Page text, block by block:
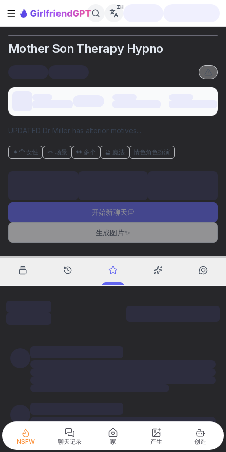
打开侧边栏
ZH
Mother Son Therapy Hypno
UPDATED Dr Miller has alterior motives...
👩‍🦰 女性 🪢 场景 👭 多个 🔮 魔法 情色角色扮演
开始新聊天💭
生成图片✨
NSFW 聊天记录 家 产生 创造